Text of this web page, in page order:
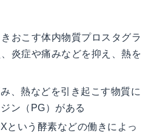
おこす体内物質プロスタグラ
炎症や痛みなどを抑え、熱を
、熱などを引き起こす物質に
ン（PG）がある
という酵素などの働きによっ